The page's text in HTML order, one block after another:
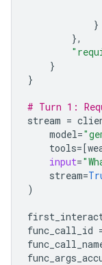
}
},
}
}
# Turn 1:
stream =
model=
tools=[
input=
stream=
)
func_call_id